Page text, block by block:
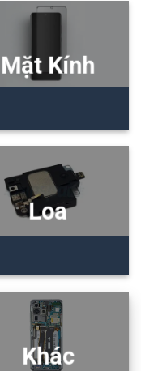
Mặt Kính
Loa
Khác